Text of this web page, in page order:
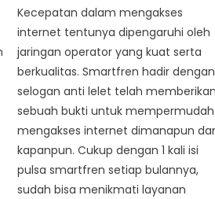
Kecepatan dalam mengakses
internet tentunya dipengaruhi oleh
jaringan operator yang kuat serta
berkualitas. Smartfren hadir dengan
selogan anti lelet telah memberikan
sebuah bukti untuk mempermudah
mengakses internet dimanapun
kapanpun. Cukup dengan 1 kali isi
pulsa smartfren setiap bulannya,
sudah bisa menikmati layanan